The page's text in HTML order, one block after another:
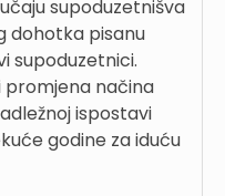
supoduzetnišva
dohotka pisanu
supoduzetnici.
promjena načina
ispostavi
godine za iduću